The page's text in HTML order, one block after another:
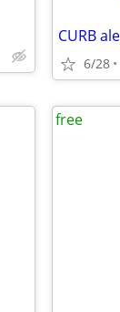
6/28
free